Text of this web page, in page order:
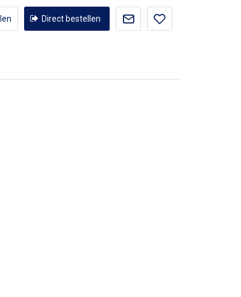
Direct bestellen